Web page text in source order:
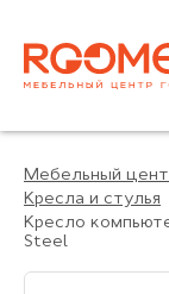
Мебельный
Кресла и стулья
Кресло
Steel